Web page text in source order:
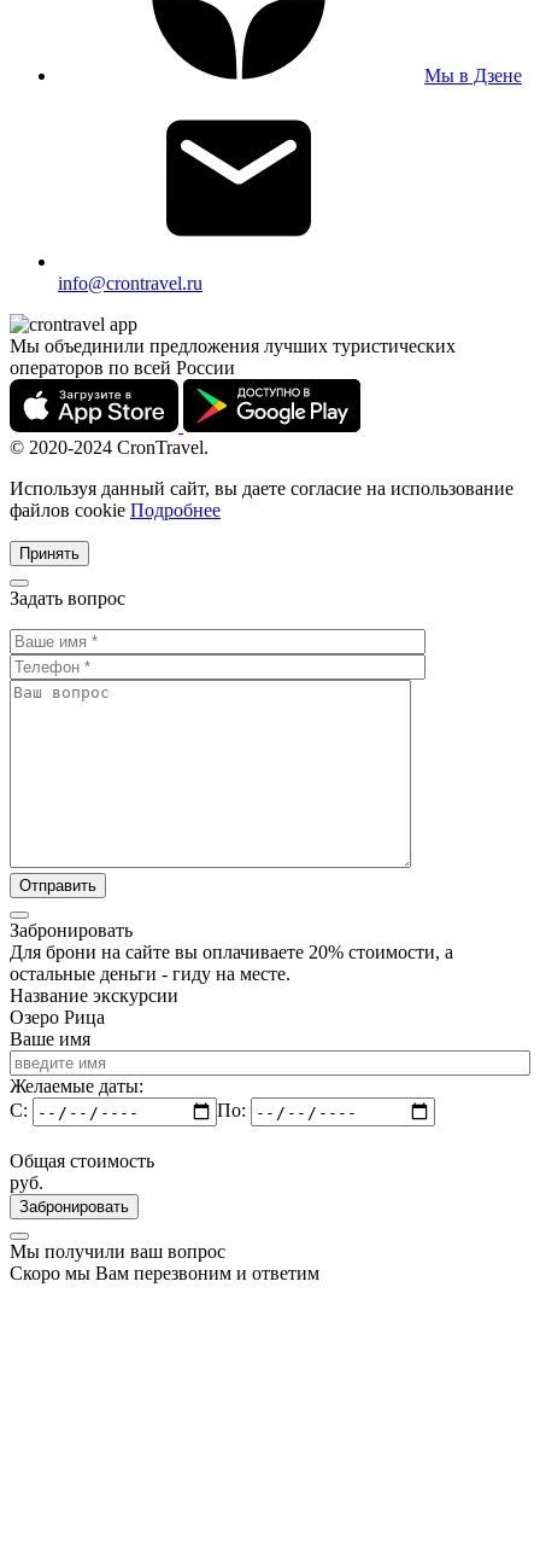
Мы в Дзене
info@crontravel.ru
Мы объединили предложения лучших туристических
операторов по всей России
© 2020-2024 CronTravel.
Используя данный сайт, вы даете согласие на использование
файлов cookie Подробнее
Принять
Задать вопрос
Забронировать
Для брони на сайте вы оплачиваете 20% стоимости, а
остальные деньги - гиду на месте.
Название экскурсии
Озеро Рица
Ваше имя
Желаемые даты:
C:
По:
Общая стоимость
руб.
Забронировать
Мы получили ваш вопрос
Скоро мы Вам перезвоним и ответим